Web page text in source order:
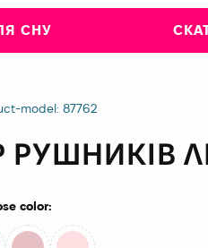
СНУ
model: 87762
РУШНИКІВ
color: